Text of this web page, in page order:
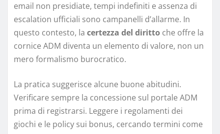
email non presidiate, tempi indefiniti e assenza di
escalation ufficiali sono campanelli d’allarme. In
questo contesto, la certezza del diritto che offre la
cornice ADM diventa un elemento di valore, non un
mero formalismo burocratico.
La pratica suggerisce alcune buone abitudini.
Verificare sempre la concessione sul portale ADM
prima di registrarsi. Leggere i regolamenti dei
giochi e le policy sui bonus, cercando termini come